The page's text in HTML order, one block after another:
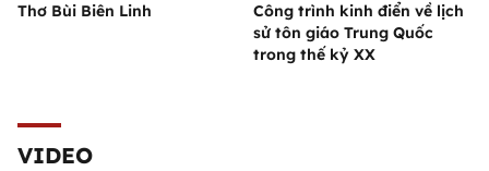
Thơ Bùi Biên Linh
Công trình kinh điển về lịch
sử tôn giáo Trung Quốc
trong thế kỷ XX
VIDEO